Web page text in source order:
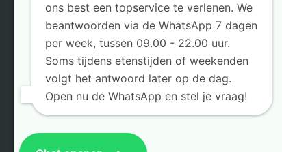
OlieDirect is de gespecialiseerde webshop
voor bedrijven en particulieren. Sinds 1955
leveren wij oliën, brandstoffen,
brandstoftanks, opslagtanks en
aanverwante producten. Wij leveren in
geheel Nederland en België rechtstreeks
aan klanten vanuit ons magazijn en kantoor
in Weerselo.
ons best een topservice te verlenen. We
beantwoorden via de WhatsApp 7 dagen
per week, tussen 09.00 - 22.00 uur.
Soms tijdens etenstijden of weekenden
volgt het antwoord later op de dag.
Open nu de WhatsApp en stel je vraag!